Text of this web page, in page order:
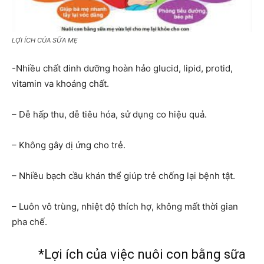
LỢI ÍCH CỦA SỮA MẸ
-Nhiều chất dinh dưỡng hoàn hảo glucid, lipid, protid,
vitamin va khoáng chất.
– Dễ hấp thu, dễ tiêu hóa, sử dụng co hiệu quả.
– Không gây dị ứng cho trẻ.
– Nhiều bạch cầu khán thể giúp trẻ chống lại bệnh tật.
– Luôn vô trùng, nhiệt độ thích hợ, không mất thời gian
pha chế.
*Lợi ích của việc nuôi con bằng sữa